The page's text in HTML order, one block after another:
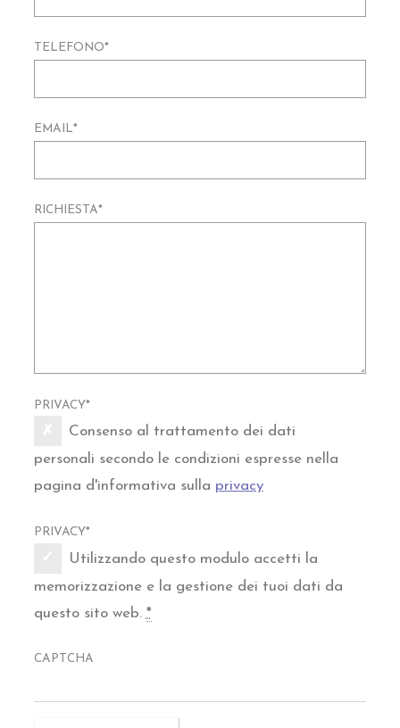
TELEFONO*
EMAIL*
RICHIESTA*
PRIVACY*
Consenso al trattamento dei dati
personali secondo le condizioni espresse nella
pagina d'informativa sulla privacy
PRIVACY*
Utilizzando questo modulo accetti la
memorizzazione e la gestione dei tuoi dati da
questo sito web. *
CAPTCHA